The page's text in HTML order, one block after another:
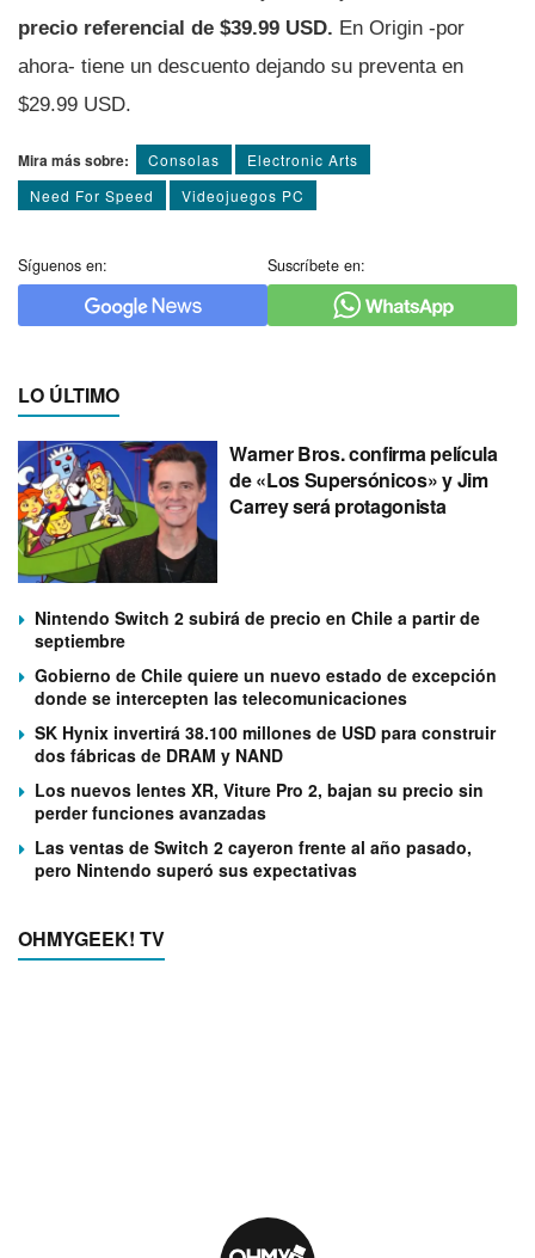
precio referencial de $39.99 USD. En Origin -por
ahora- tiene un descuento dejando su preventa en
$29.99 USD.
Mira más sobre: Consolas
Electronic Arts
Need For Speed
Videojuegos PC
Síguenos en: Suscríbete en:
LO ÚLTIMO
Warner Bros. confirma película
de «Los Supersónicos» y Jim
Carrey será protagonista
Nintendo Switch 2 subirá de precio en Chile a partir de
septiembre
Gobierno de Chile quiere un nuevo estado de excepción
donde se intercepten las telecomunicaciones
SK Hynix invertirá 38.100 millones de USD para construir
dos fábricas de DRAM y NAND
Los nuevos lentes XR, Viture Pro 2, bajan su precio sin
perder funciones avanzadas
Las ventas de Switch 2 cayeron frente al año pasado,
pero Nintendo superó sus expectativas
OHMYGEEK! TV